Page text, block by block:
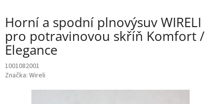
Horní a spodní plnovýsuv WIRELI
pro potravinovou skříň Komfort /
Elegance
1001082001
Značka: Wireli